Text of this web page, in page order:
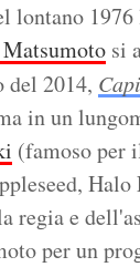
lontano
si
del 2014,
in un
(famoso per
regia e
per un